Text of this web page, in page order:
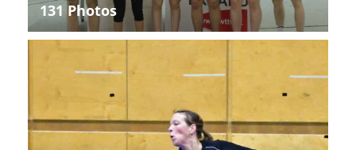
131 Photos